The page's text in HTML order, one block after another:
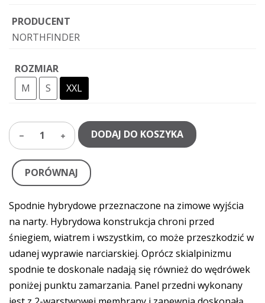
PRODUCENT
NORTHFINDER
ROZMIAR
M
S XXL
1 DODAJ DO KOSZYKA
PORÓWNAJ
Spodnie hybrydowe przeznaczone na zimowe wyjścia
na narty. Hybrydowa konstrukcja chroni przed
śniegiem, wiatrem i wszystkim, co może przeszkodzić w
udanej wyprawie narciarskiej. Oprócz skialpinizmu
spodnie te doskonale nadają się również do wędrówek
poniżej punktu zamarzania. Panel przedni wykonany